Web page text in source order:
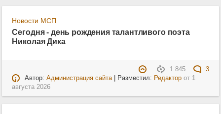
Новости МСП
Сегодня - день рождения талантливого поэта
Николая Дика
1 845
3
Автор: Администрация сайта| Разместил: Редакторот 1
августа 2026